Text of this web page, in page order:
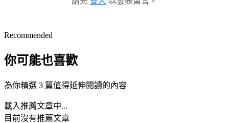
Recommended
你可能也喜歡
為你精選 3 篇值得延伸閱讀的內容
載入推薦文章中...
目前沒有推薦文章